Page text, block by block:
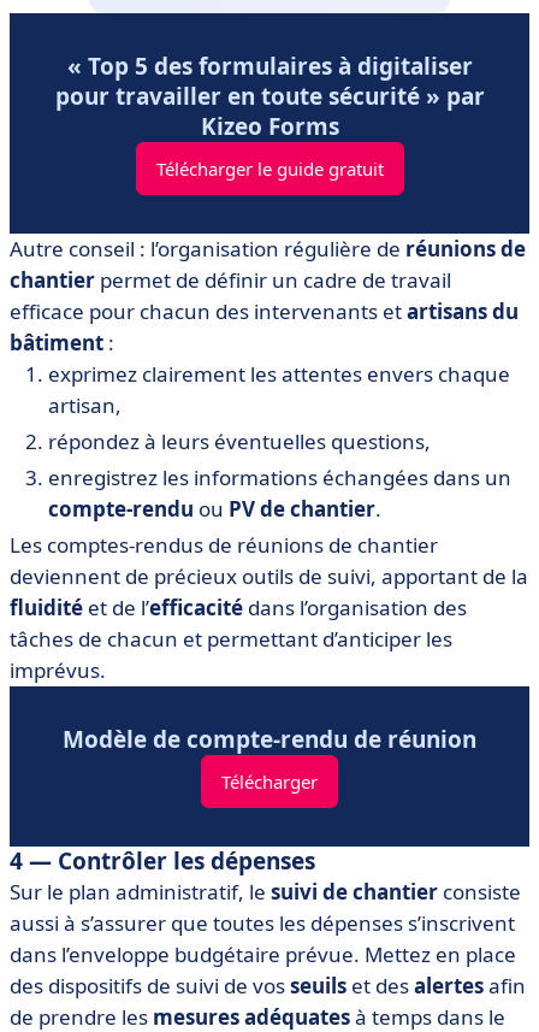
« Top 5 des formulaires à digitaliser
pour travailler en toute sécurité » par
Kizeo Forms
Télécharger le guide gratuit
Autre conseil : l’organisation régulière de réunions de
chantier permet de définir un cadre de travail
efficace pour chacun des intervenants etartisans du
bâtiment :
exprimez clairement les attentes envers chaque
artisan,
répondez à leurs éventuelles questions,
enregistrez les informations échangées dans un
compte-rendu ou PV de chantier.
Les comptes-rendus de réunions de chantier
deviennent de précieux outils de suivi, apportant de la
fluidité et de l’efficacité dans l’organisation des
tâches de chacun et permettant d’anticiper les
imprévus.
Modèle de compte-rendu de réunion
Télécharger
4 — Contrôler les dépenses
Sur le plan administratif, le suivi de chantier consiste
aussi à s’assurer que toutes les dépenses s’inscrivent
dans l’enveloppe budgétaire prévue. Mettez en place
des dispositifs de suivi de vosseuils et desalertesafin
de prendre les mesures adéquatesà temps dans le